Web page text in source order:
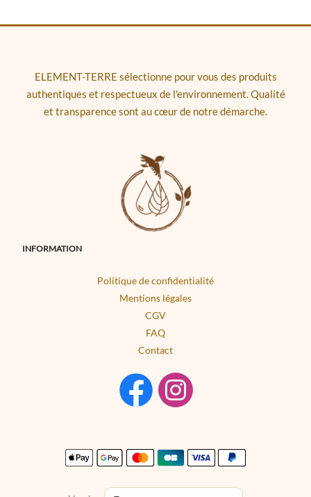
ELEMENT-TERRE sélectionne pour vous des produits
authentiques et respectueux de l'environnement. Qualité
et transparence sont au cœur de notre démarche.
INFORMATION
Politique de confidentialité
Mentions légales
CGV
FAQ
Contact